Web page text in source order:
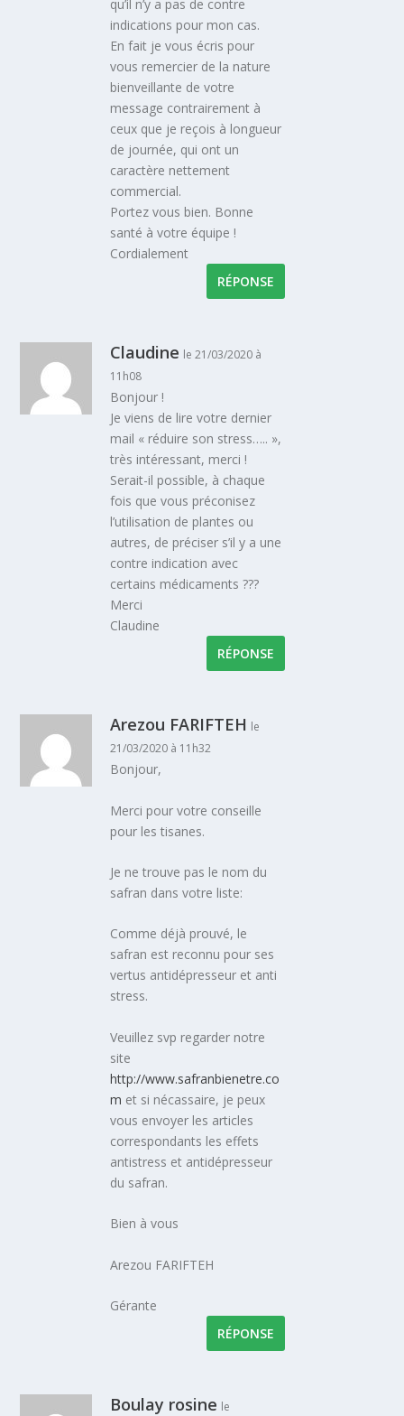
qu’il n’y a pas de contre
indications pour mon cas.
En fait je vous écris pour
vous remercier de la nature
bienveillante de votre
message contrairement à
ceux que je reçois à longueur
de journée, qui ont un
caractère nettement
commercial.
Portez vous bien. Bonne
santé à votre équipe !
Cordialement
RÉPONSE
Claudine le 21/03/2020 à
11h08
Bonjour !
Je viens de lire votre dernier
mail « réduire son stress….. »,
très intéressant, merci !
Serait-il possible, à chaque
fois que vous préconisez
l’utilisation de plantes ou
autres, de préciser s’il y a une
contre indication avec
certains médicaments ???
Merci
Claudine
RÉPONSE
Arezou FARIFTEH le
21/03/2020 à 11h32
Bonjour,
Merci pour votre conseille
pour les tisanes.
Je ne trouve pas le nom du
safran dans votre liste:
Comme déjà prouvé, le
safran est reconnu pour ses
vertus antidépresseur et anti
stress.
Veuillez svp regarder notre
site
http://www.safranbienetre.co
m et si nécassaire, je peux
vous envoyer les articles
correspondants les effets
antistress et antidépresseur
du safran.
Bien à vous
Arezou FARIFTEH
Gérante
RÉPONSE
Boulay rosine le